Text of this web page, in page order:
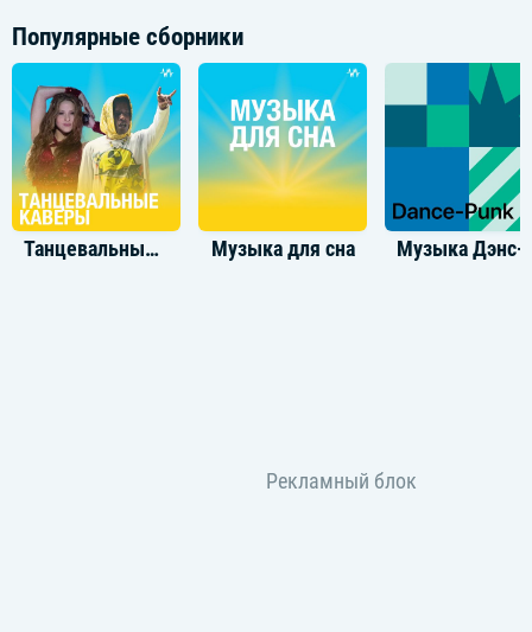
Популярные сборники
Танцевальные каверы Музыка для сна